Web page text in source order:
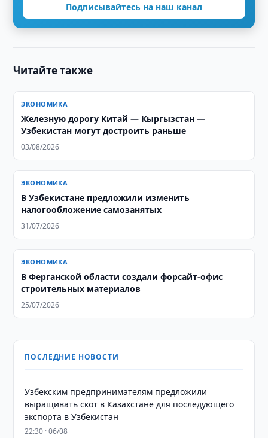
Подписывайтесь на наш канал
Читайте также
ЭКОНОМИКА
Железную дорогу Китай — Кыргызстан —
Узбекистан могут достроить раньше
03/08/2026
ЭКОНОМИКА
В Узбекистане предложили изменить
налогообложение самозанятых
31/07/2026
ЭКОНОМИКА
В Ферганской области создали форсайт-офис
строительных материалов
25/07/2026
ПОСЛЕДНИЕ НОВОСТИ
Узбекским предпринимателям предложили
выращивать скот в Казахстане для последующего
экспорта в Узбекистан
22:30 · 06/08